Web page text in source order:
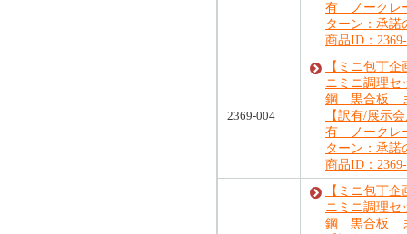
有 ノークレ
ターン：承諾
商品ID：
2369-004
【ミニ包丁
ニミニ調理
鋼 黒合板
【訳有/展示
有 ノークレ
ターン：承諾
商品ID：
【ミニ包丁
ニミニ調理
鋼 黒合板